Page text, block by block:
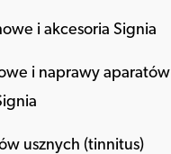
i akcesoria Signia
i naprawy aparatów
usznych (tinnitus)